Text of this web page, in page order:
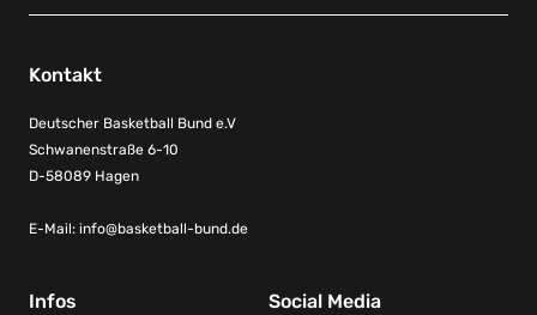
Kontakt
Deutscher Basketball Bund e.V
Schwanenstraße 6-10
D-58089 Hagen
E-Mail: info@basketball-bund.de
Infos Social Media